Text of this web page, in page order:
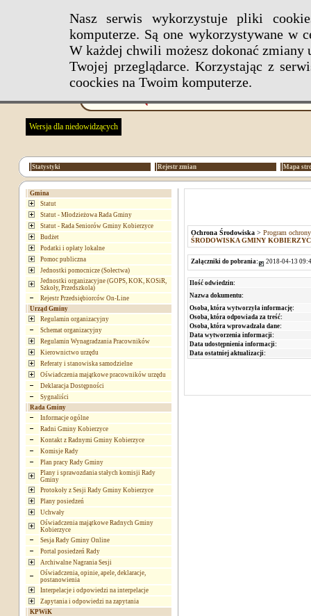
Nasz serwis wykorzystuje pliki
komputerze. Są one wykorzystywane w
W każdej chwili możesz dokonać
Twojej przeglądarce. Korzystając z
coockies na Twoim komputerze.
Wersja dla niedowidzących
Statystyki Rejestr zmian Mapa
Gmina
Statut
Statut - Młodzieżowa Rada Gminy
Statut - Rada Seniorów Gminy Kobierzyce
Budżet
Podatki i opłaty lokalne
Pomoc publiczna
Jednostki pomocnicze (Sołectwa)
Jednostki organizacyjne (GOPS, KOK, KOSiR,
Szkoły, Przedszkola)
Rejestr Przedsiębiorców On-Line
Urząd Gminy
Regulamin organizacyjny
Schemat organizacyjny
Regulamin Wynagradzania Pracowników
Kierownictwo urzędu
Referaty i stanowiska samodzielne
Oświadczenia majątkowe pracowników urzędu
Deklaracja Dostępności
Sygnaliści
Rada Gminy
Informacje ogólne
Radni Gminy Kobierzyce
Kontakt z Radnymi Gminy Kobierzyce
Komisje Rady
Plan pracy Rady Gminy
Plany i sprawozdania stałych komisji Rady
Gminy
Protokoły z Sesji Rady Gminy Kobierzyce
Plany posiedzeń
Uchwały
Oświadczenia majątkowe Radnych Gminy
Kobierzyce
Sesja Rady Gminy Online
Portal posiedzeń Rady
Archiwalne Nagrania Sesji
Oświadczenia, opinie, apele, deklaracje,
postanowienia
Interpelacje i odpowiedzi na interpelacje
Zapytania i odpowiedzi na zapytania
KPWiK
Ochrona Środowiska> Program
ŚRODOWISKA GMINY
Załączniki do pobrania: 2018-04-13
Ilość odwiedzin:
Nazwa dokumentu:
Osoba, która wytworzyła informację:
Osoba, która odpowiada za treść:
Osoba, która wprowadzała dane:
Data wytworzenia informacji:
Data udostępnienia informacji:
Data ostatniej aktualizacji: